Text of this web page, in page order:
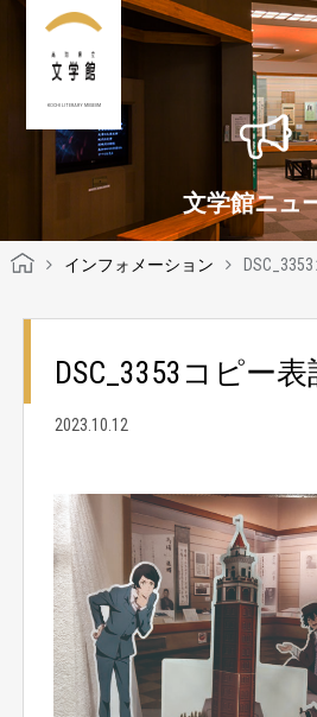
KOCHI LITERARY MUSEUM
文学館ニュ
インフォメーション
DSC_3353コピー表
2023.10.12